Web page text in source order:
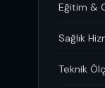
Eğitim &
Sağlık
Teknik